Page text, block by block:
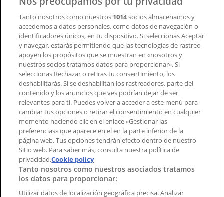
Contacto
Contacto comercial y de marketing
Tienda mal colocada en el mapa
Notificar un folleto
¿Encontraste un problema en la web o en la
aplicación?
Índices
Marcas
Negocios
Negocios cercanos
Productos
Tanto nosotros como nuestros 1014socios almacenamos y
accedemos a datos personales, como datos de navegación o
identificadores únicos, en tu dispositivo. Si seleccionas Aceptar
y navegar, estarás permitiendo que las tecnologías de rastreo
apoyen los propósitos que se muestran en «nosotros y
nuestros socios tratamos datos para proporcionar». Si
seleccionas Rechazar o retiras tu consentimiento, los
deshabilitarás. Si se deshabilitan los rastreadores, parte del
contenido y los anuncios que ves podrían dejar de ser
relevantes para ti. Puedes volver a acceder a este menú para
cambiar tus opciones o retirar el consentimiento en cualquier
momento haciendo clic en el enlace «Gestionar las
preferencias» que aparece en el en la parte inferior de la
página web. Tus opciones tendrán efecto dentro de nuestro
Sitio web. Para saber más, consulta nuestra política de
privacidad.Cookie policy
Tanto nosotros como nuestros asociados tratamos
los datos para proporcionar:
Utilizar datos de localización geográfica precisa. Analizar